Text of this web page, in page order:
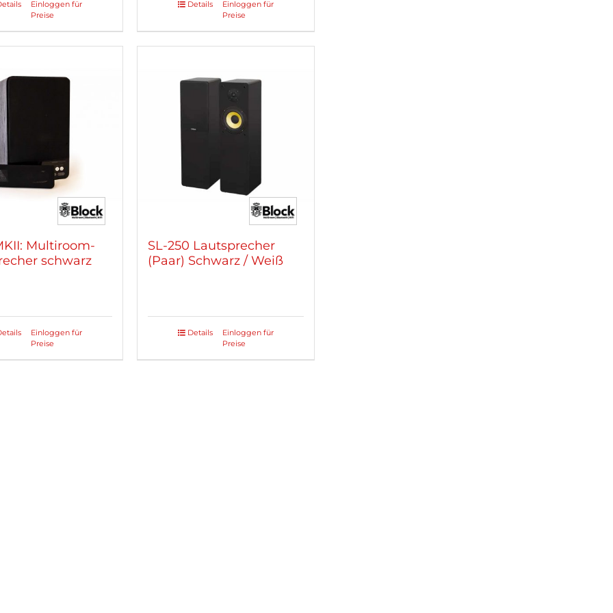
Einloggen für
Preise
Dieses
Varianten
Optionen
können
werden
Einloggen für
Preise
Details
Multiroom-
schwarz
Einloggen für
Preise
SL-250 Lautsprecher
(Paar) Schwarz / Weiß
Dieses
Einloggen für
Preise
Details